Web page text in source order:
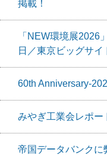
掲載！
「NEW環境展2026
日／東京ビッグサイ
60th Anniversary-
みやぎ工業会レポー
帝国データバンクに